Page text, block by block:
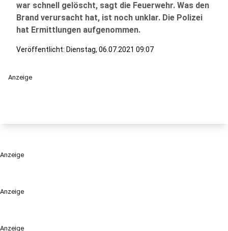
Anzeige
Anzeige
war schnell gelöscht, sagt die Feuerwehr. Was den
Brand verursacht hat, ist noch unklar. Die Polizei
hat Ermittlungen aufgenommen.
Veröffentlicht: Dienstag, 06.07.2021 09:07
Anzeige
Anzeige